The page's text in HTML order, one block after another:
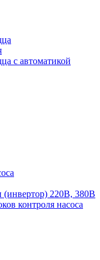
с автоматикой
(инвертор) 220В, 380В
контроля насоса